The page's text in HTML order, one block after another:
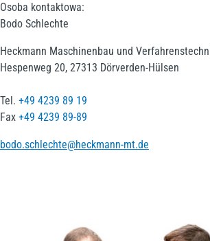
Osoba kontaktowa:
Bodo Schlechte
Heckmann Maschinenbau und
Hespenweg 20, 27313 Dörverden-Hülsen
Tel. +49 4239 89 19
Fax +49 4239 89-89
bodo.schlechte@heckmann-mt.de